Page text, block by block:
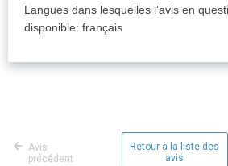
Langues dans lesquelles l’avis en
disponible: français
Avis
précédent
Retour à la liste des
avis